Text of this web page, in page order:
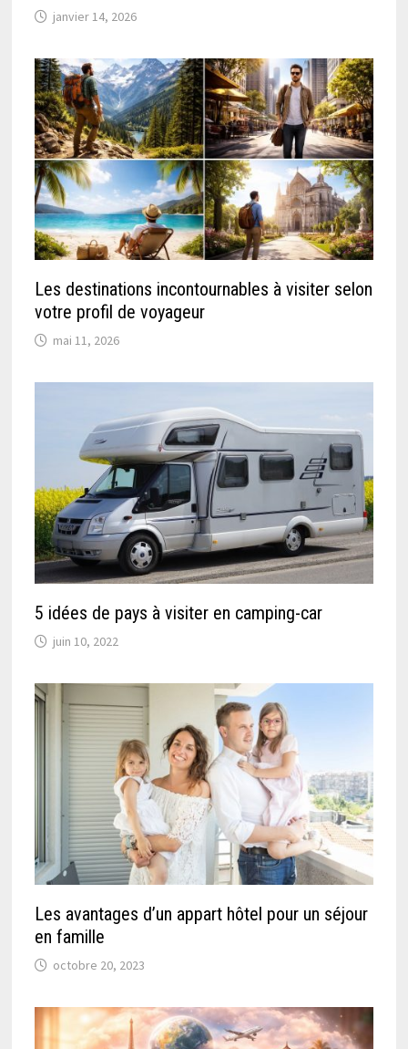
janvier 14, 2026
Les destinations incontournables à visiter selon
votre profil de voyageur
mai 11, 2026
5 idées de pays à visiter en camping-car
juin 10, 2022
Les avantages d’un appart hôtel pour un séjour
en famille
octobre 20, 2023